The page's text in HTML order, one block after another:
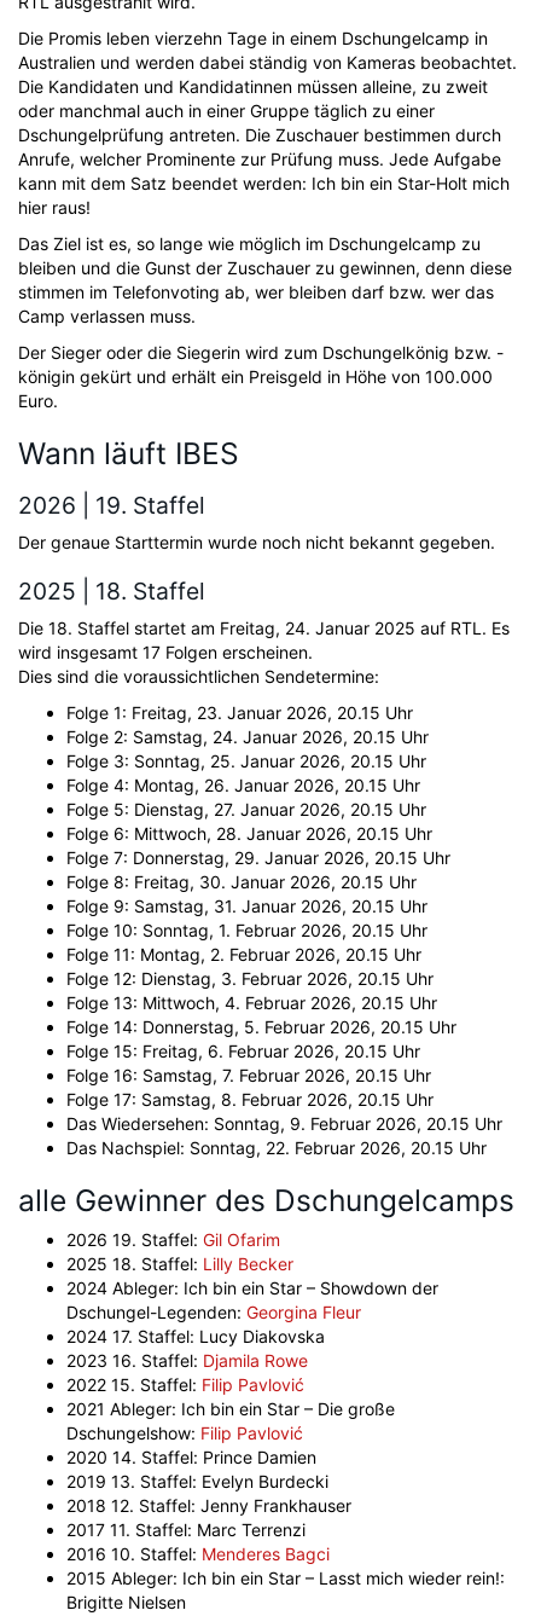
Die Promis leben vierzehn Tage in einem Dschungelcamp in
Australien und werden dabei ständig von Kameras beobachtet.
Die Kandidaten und Kandidatinnen müssen alleine, zu zweit
oder manchmal auch in einer Gruppe täglich zu einer
Dschungelprüfung antreten. Die Zuschauer bestimmen durch
Anrufe, welcher Prominente zur Prüfung muss. Jede Aufgabe
kann mit dem Satz beendet werden: Ich bin ein Star-Holt mich
hier raus!
Das Ziel ist es, so lange wie möglich im Dschungelcamp zu
bleiben und die Gunst der Zuschauer zu gewinnen, denn diese
stimmen im Telefonvoting ab, wer bleiben darf bzw. wer das
Camp verlassen muss.
Der Sieger oder die Siegerin wird zum Dschungelkönig bzw. -
königin gekürt und erhält ein Preisgeld in Höhe von 100.000
Euro.
Wann läuft IBES
2026 | 19. Staffel
Der genaue Starttermin wurde noch nicht bekannt gegeben.
2025 | 18. Staffel
Die 18. Staffel startet am Freitag, 24. Januar 2025 auf RTL. Es
wird insgesamt 17 Folgen erscheinen.
Dies sind die voraussichtlichen Sendetermine:
Folge 1: Freitag, 23. Januar 2026, 20.15 Uhr
Folge 2: Samstag, 24. Januar 2026, 20.15 Uhr
Folge 3: Sonntag, 25. Januar 2026, 20.15 Uhr
Folge 4: Montag, 26. Januar 2026, 20.15 Uhr
Folge 5: Dienstag, 27. Januar 2026, 20.15 Uhr
Folge 6: Mittwoch, 28. Januar 2026, 20.15 Uhr
Folge 7: Donnerstag, 29. Januar 2026, 20.15 Uhr
Folge 8: Freitag, 30. Januar 2026, 20.15 Uhr
Folge 9: Samstag, 31. Januar 2026, 20.15 Uhr
Folge 10: Sonntag, 1. Februar 2026, 20.15 Uhr
Folge 11: Montag, 2. Februar 2026, 20.15 Uhr
Folge 12: Dienstag, 3. Februar 2026, 20.15 Uhr
Folge 13: Mittwoch, 4. Februar 2026, 20.15 Uhr
Folge 14: Donnerstag, 5. Februar 2026, 20.15 Uhr
Folge 15: Freitag, 6. Februar 2026, 20.15 Uhr
Folge 16: Samstag, 7. Februar 2026, 20.15 Uhr
Folge 17: Samstag, 8. Februar 2026, 20.15 Uhr
Das Wiedersehen: Sonntag, 9. Februar 2026, 20.15 Uhr
Das Nachspiel: Sonntag, 22. Februar 2026, 20.15 Uhr
alle Gewinner des Dschungelcamps
2026 19. Staffel: Gil Ofarim
2025 18. Staffel: Lilly Becker
2024 Ableger: Ich bin ein Star – Showdown der
Dschungel-Legenden: Georgina Fleur
2024 17. Staffel: Lucy Diakovska
2023 16. Staffel: Djamila Rowe
2022 15. Staffel: Filip Pavlović
2021 Ableger: Ich bin ein Star – Die große
Dschungelshow: Filip Pavlović
2020 14. Staffel: Prince Damien
2019 13. Staffel: Evelyn Burdecki
2018 12. Staffel: Jenny Frankhauser
2017 11. Staffel: Marc Terrenzi
2016 10. Staffel: Menderes Bagci
2015 Ableger: Ich bin ein Star – Lasst mich wieder rein!:
Brigitte Nielsen